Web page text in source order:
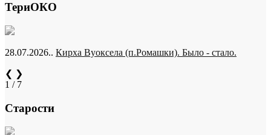
ТериОКО
28.07.2026.. Кирха Вуоксела (п.Ромашки). Было - стало.
❮ ❯
1 / 7
Старости